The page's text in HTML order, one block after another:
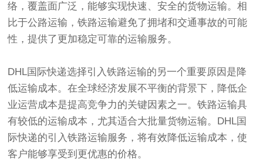
络，覆盖面广泛，能够实现快速、安全的货物运输。相
比于公路运输，铁路运输避免了拥堵和交通事故的可能
性，提供了更加稳定可靠的运输服务。
DHL国际快递选择引入铁路运输的另一个重要原因是降
低运输成本。在全球经济发展不平衡的背景下，降低企
业运营成本是提高竞争力的关键因素之一。铁路运输具
有较低的运输成本，尤其适合大批量货物运输。DHL国
际快递的引入铁路运输服务，将有效降低运输成本，使
客户能够享受到更优惠的价格。